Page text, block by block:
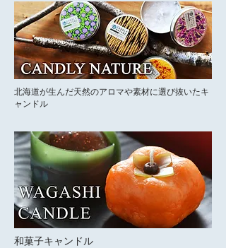
北海道が生んだ天然のアロマや素材に選び抜いたキ
ャンドル
​和菓子キャンドル